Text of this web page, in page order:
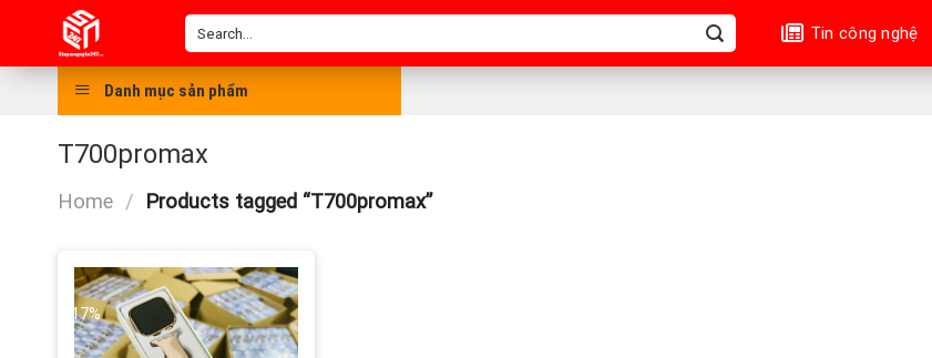
content
Search
for:
Tin công nghệ
Danh mục sản phẩm
T700promax
Home / Products tagged “T700promax”
-17%